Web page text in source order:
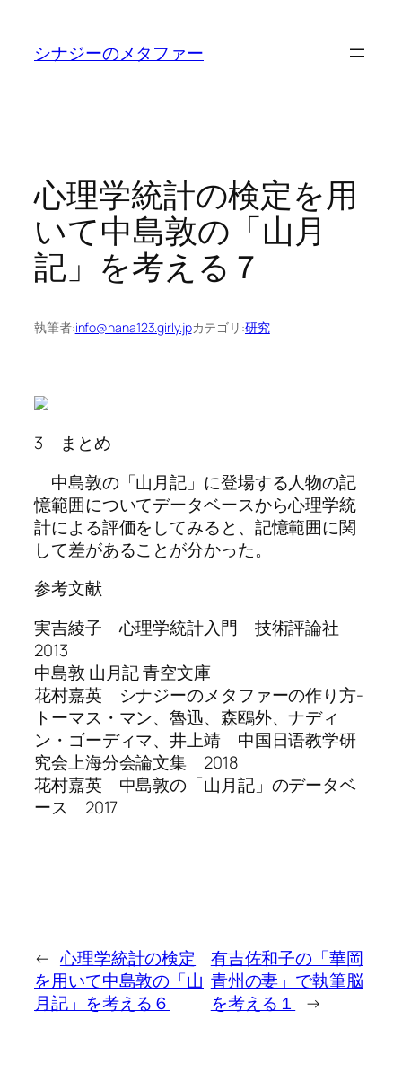
シナジーのメタファー
心理学統計の検定を用
いて中島敦の「山月
記」を考える７
執筆者:info@hana123.girly.jpカテゴリ:研究
3 まとめ
中島敦の「山月記」に登場する人物の記
憶範囲についてデータベースから心理学統
計による評価をしてみると、記憶範囲に関
して差があることが分かった。
参考文献
実吉綾子 心理学統計入門 技術評論社
2013
中島敦 山月記 青空文庫
花村嘉英 シナジーのメタファーの作り方-
トーマス・マン、魯迅、森鴎外、ナディ
ン・ゴーディマ、井上靖 中国日语教学研
究会上海分会論文集 2018
花村嘉英 中島敦の「山月記」のデータベ
ース 2017
← 心理学統計の検定
を用いて中島敦の「山
月記」を考える６
有吉佐和子の「華岡
青州の妻」で執筆脳
を考える１
→